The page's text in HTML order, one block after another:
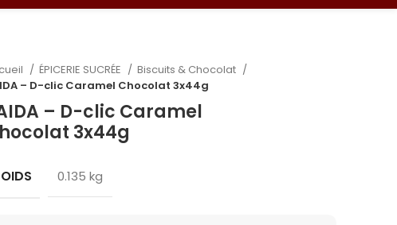
ÉPICERIE SUCRÉE
Biscuits & Chocolat
– D-clic Caramel Chocolat 3x44g
– D-clic Caramel
3x44g
0.135 kg